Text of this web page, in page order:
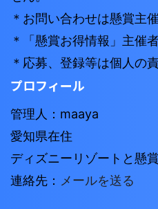
＊お問い合わせは懸賞主
＊「懸賞お得情報」主催
＊応募、登録等は個人の
プロフィール
管理人：maaya
愛知県在住
ディズニーリゾートと懸
連絡先： メールを送る